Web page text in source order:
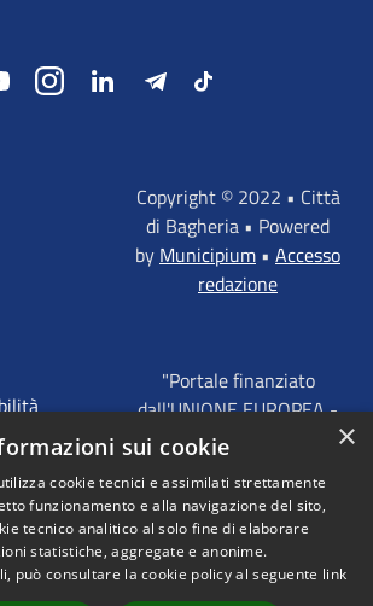
YoutubeInstagramLinkedIn TelegramTiktok
Copyright © 2022 • Città
di Bagheria • Powered
by Municipium • Accesso
redazione
"Portale finanziato
dall'UNIONE EUROPEA -
FONDI STRUTTURALI
EUROPEI - Programma
Operativo FESR Sicilia
2014 - 2020 Agenda
Urbana ITI "Palermo -
×
sui cookie
cookie tecnici e assimilati strettamente
funzionamento e alla navigazione del sito,
tecnico analitico al solo fine di elaborare
statistiche, aggregate e anonime.
può consultare la cookie policy al seguente link